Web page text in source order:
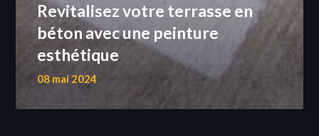
Revitalisez votre terrasse en
béton avec une peinture
esthétique
08 mai 2024